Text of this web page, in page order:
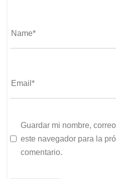
Guardar mi nombre,
este navegador para la
comentario.